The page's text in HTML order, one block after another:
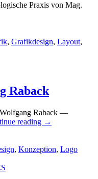
Praxis von Mag.
, Grafikdesign, Layout,
Raback
Raback —
reading →
, Konzeption, Logo